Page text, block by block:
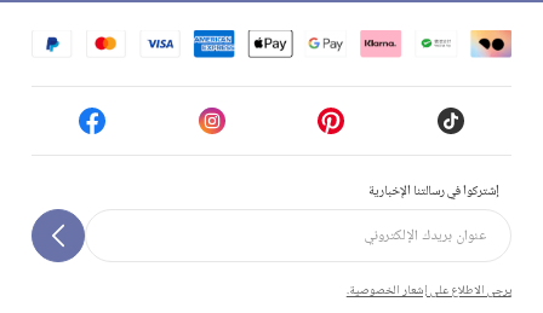
إشتركوا في رسالتنا الإخبارية
يرجى الاطلاع على إشعار الخصوصية.